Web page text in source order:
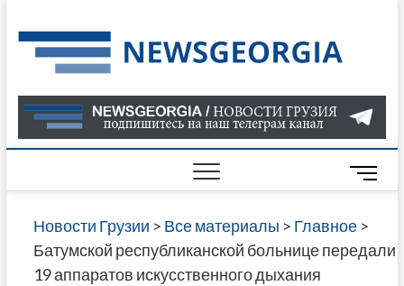
to
content
О
В
ГРУЗИИ
САЙТЕ
M
e
n
u
Новости Грузии > Все материалы > Главное>
Батумской республиканской больнице передали
19 аппаратов искусственного дыхания